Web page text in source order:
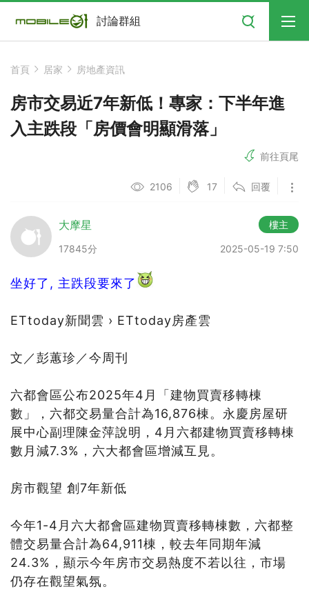
討論群組
搜尋
首頁 居家 房地產資訊
房市交易近7年新低！專家：下半年進
入主跌段「房價會明顯滑落」
前往頁尾
2106 17 回覆
大摩星
17845分
樓主
2025-05-19 7:50
坐好了, 主跌段要來了
ETtoday新聞雲 › ETtoday房產雲
文／彭蕙珍／今周刊
六都會區公布2025年4月「建物買賣移轉棟
數」，六都交易量合計為16,876棟。永慶房屋研
展中心副理陳金萍說明，4月六都建物買賣移轉棟
數月減7.3%，六大都會區增減互見。
房市觀望 創7年新低
今年1-4月六大都會區建物買賣移轉棟數，六都整
體交易量合計為64,911棟，較去年同期年減
24.3%，顯示今年房市交易熱度不若以往，市場
仍存在觀望氣氛。